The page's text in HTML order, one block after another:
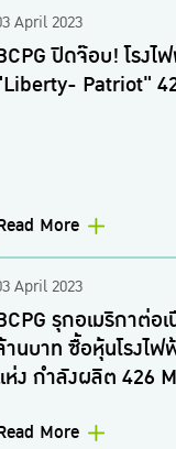
April 2023
ปิดจ๊อบ! โรงไ
Patriot"
More
April 2023
รุกอเมริกาต่อ
นบาท ซื้อหุ้นโรงไ
ห่ง กำลังผลิต 426
More